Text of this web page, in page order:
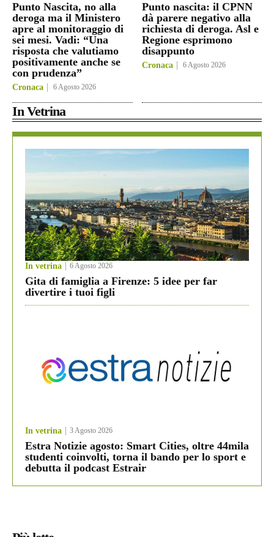
Punto Nascita, no alla
deroga ma il Ministero
apre al monitoraggio di
sei mesi. Vadi: “Una
risposta che valutiamo
positivamente anche se
con prudenza”
Cronaca 6 Agosto 2026
Punto nascita: il CPNN
dà parere negativo alla
richiesta di deroga. Asl e
Regione esprimono
disappunto
Cronaca 6 Agosto 2026
In Vetrina
In vetrina 6 Agosto 2026
Gita di famiglia a Firenze: 5 idee per far
divertire i tuoi figli
In vetrina 3 Agosto 2026
Estra Notizie agosto: Smart Cities, oltre 44mila
studenti coinvolti, torna il bando per lo sport e
debutta il podcast Estrair